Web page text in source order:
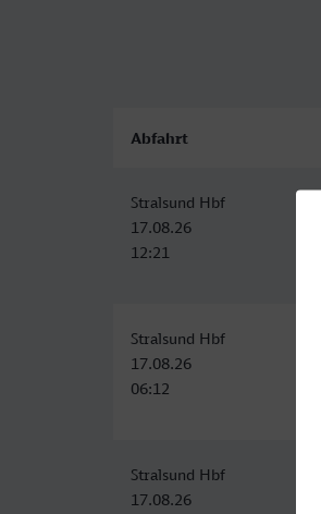
Abfahrt
Stralsund Hbf
17.08.26
12:21
Stralsund Hbf
17.08.26
06:12
Stralsund Hbf
17.08.26